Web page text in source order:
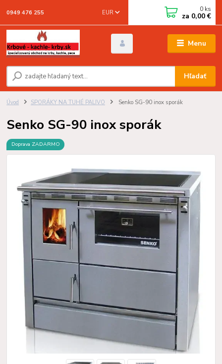
Menu
EUR
Hľadať
0949 476 255 0 ks
za 0,00 €
Úvod SPORÁKY NA TUHÉ PALIVO Senko SG-90 inox sporák
Senko SG-90 inox sporák
Doprava ZADARMO